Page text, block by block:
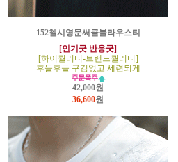
152첼시영문써클블라우스티
[인기굿 반응굿]
[하이퀄리티-브랜드퀄리티]
후들후들 구김없고 세련되게
42,000원
36,600원